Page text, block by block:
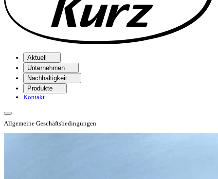
Aktuell
Unternehmen
Nachhaltigkeit
Produkte
Kontakt
Allgemeine Geschäftsbedingungen